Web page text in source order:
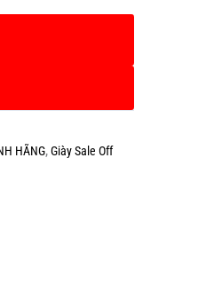
HÃNG,Giày Sale Off